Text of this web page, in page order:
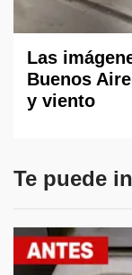
Las
Buenos
y viento
Te puede